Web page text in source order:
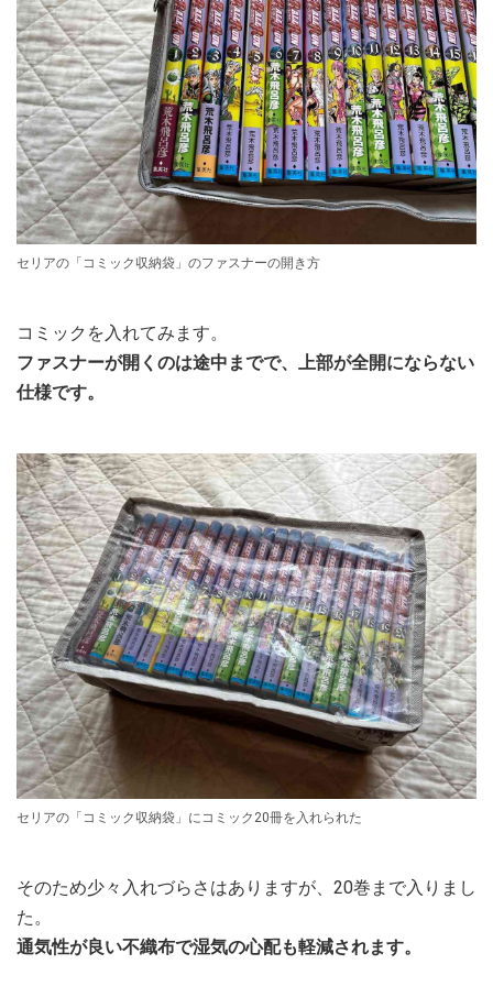
セリアの「コミック収納袋」のファスナーの開き方
コミックを入れてみます。
ファスナーが開くのは途中までで、上部が全開にならない
仕様です。
セリアの「コミック収納袋」にコミック20冊を入れられた
そのため少々入れづらさはありますが、20巻まで入りまし
た。
通気性が良い不織布で湿気の心配も軽減されます。